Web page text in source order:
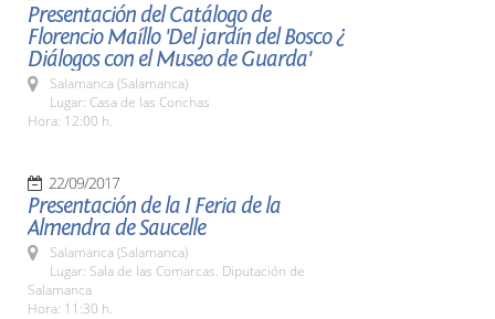
Presentación del Catálogo de
Florencio Maíllo 'Del jardín del Bosco ¿
Diálogos con el Museo de Guarda'
Salamanca (Salamanca)
Lugar: Casa de las Conchas
Hora: 12:00 h.
22/09/2017
Presentación de la I Feria de la
Almendra de Saucelle
Salamanca (Salamanca)
Lugar: Sala de las Comarcas. Diputación de
Salamanca
Hora: 11:30 h.